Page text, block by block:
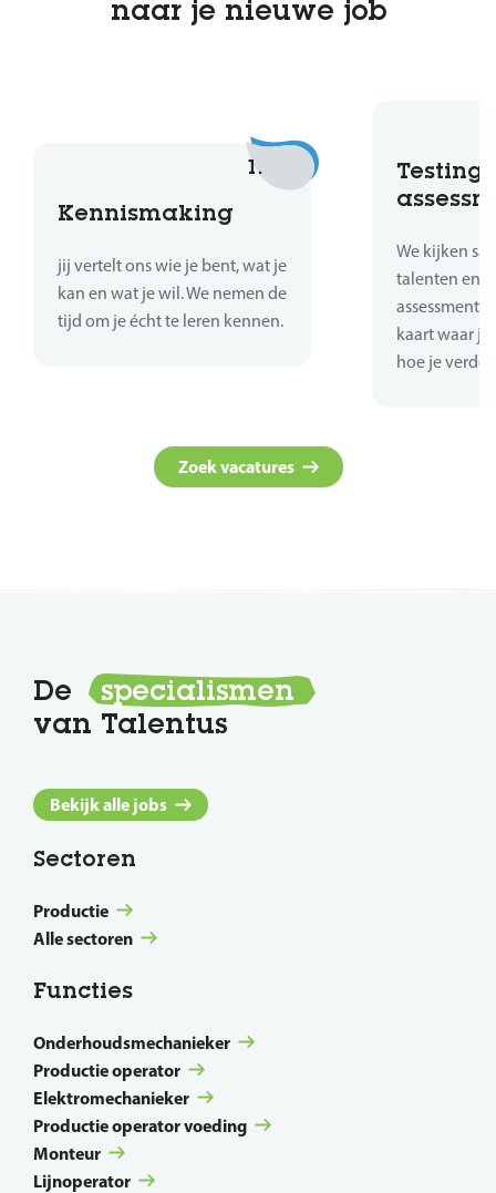
naar je nieuwe job
1.
Kennismaking
jij vertelt ons wie je bent, wat je
kan en wat je wil. We nemen de
tijd om je écht te leren kennen.
Testing
We kijken
talenten en
assessments
kaart waar
hoe je
Zoek vacatures
De
specialismen
van Talentus
Bekijk alle jobs
Sectoren
Productie
Alle sectoren
Functies
Onderhoudsmechanieker
Productie operator
Elektromechanieker
Productie operator voeding
Monteur
Lijnoperator